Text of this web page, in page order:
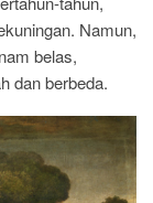
Namun,
belas,
dan berbeda.